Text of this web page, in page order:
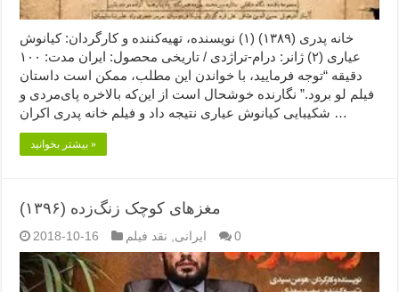
خانه پدری (۱۳۸۹) (۱) نویسنده، تهیه‌کننده و کارگردان: کیانوش
عیاری (۲) ژانر: درام-تراژدی / تاریخی محصول: ایران مدت: ۱۰۰
دقیقه “توجه فرمایید،‌ با خواندن این مطلب، ممکن است داستان
فیلم لو برود.” نگارنده خوشحال است از این‌که بالاخره پای‌مردی و
شکیبایی کیانوش عیاری نتیجه داد و فیلم خانه پدری اکران …
بیشتر بخوانید »
مغزهای کوچک زنگ‌زده (۱۳۹۶)
2018-10-16 ایرانی نقد فیلم 0